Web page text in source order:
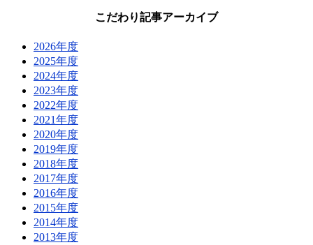
こだわり記事アーカイブ
2026年度
2025年度
2024年度
2023年度
2022年度
2021年度
2020年度
2019年度
2018年度
2017年度
2016年度
2015年度
2014年度
2013年度